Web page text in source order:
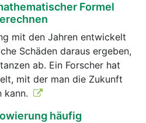
Formel
mit den Jahren entwickelt
Schäden daraus ergeben,
ab. Ein Forscher hat
mit der man die Zukunft
kann.
häufig